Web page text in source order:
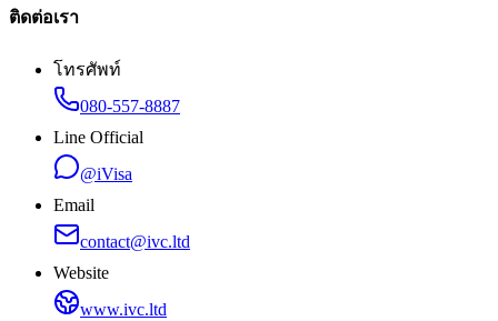
ติดต่อเรา
โทรศัพท์
080-557-8887
Line Official
@iVisa
Email
contact@ivc.ltd
Website
www.ivc.ltd